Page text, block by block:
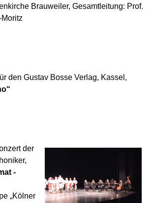
Brauweiler, Gesamtleitung: Prof.
den Gustav Bosse Verlag, Kassel,
der
-
„Kölner